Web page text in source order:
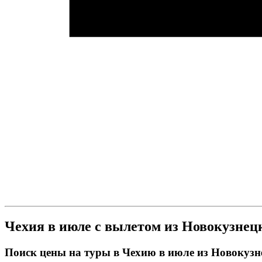
Чехия в июле с вылетом из
Поиск цены на туры в Чехию в июле из